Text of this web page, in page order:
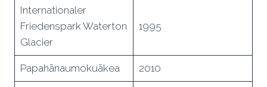
Internationaler
Friedenspark Waterton
Glacier
1995
Papahānaumokuākea 2010